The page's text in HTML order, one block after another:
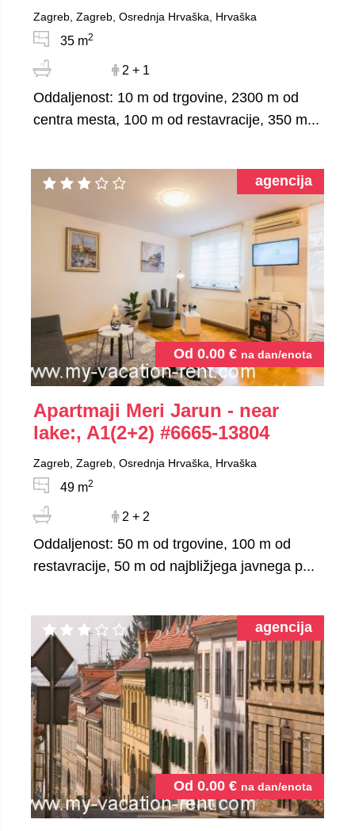
Zagreb, Zagreb, Osrednja Hrvaška, Hrvaška
35 m2
2 + 1
Oddaljenost: 10 m od trgovine, 2300 m od
centra mesta, 100 m od restavracije, 350 m...
Od 0.00 € na dan/enota
agencija
Apartmaji Meri Jarun - near
lake:, A1(2+2) #6665-13804
Zagreb, Zagreb, Osrednja Hrvaška, Hrvaška
49 m2
2 + 2
Oddaljenost: 50 m od trgovine, 100 m od
restavracije, 50 m od najbližjega javnega p...
Od 0.00 € na dan/enota
agencija